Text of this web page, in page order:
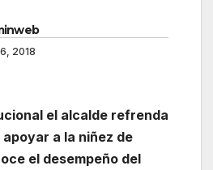
2018
el alcalde refrenda
a la niñez de
el desempeño del